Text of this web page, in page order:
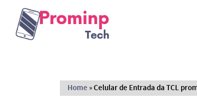
Home »Celular de Entrada da TCL